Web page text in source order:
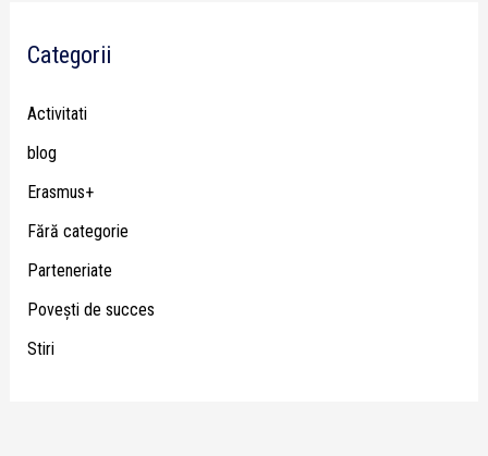
Categorii
Activitati
blog
Erasmus+
Fără categorie
Parteneriate
Poveşti de succes
Stiri